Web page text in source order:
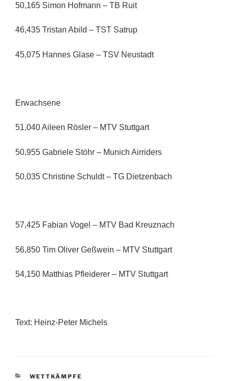
50,165 Simon Hofmann – TB Ruit
46,435 Tristan Abild – TST Satrup
45,075 Hannes Glase – TSV Neustadt
Erwachsene
51,040 Aileen Rösler – MTV Stuttgart
50,955 Gabriele Stöhr – Munich Airriders
50,035 Christine Schuldt – TG Dietzenbach
57,425 Fabian Vogel – MTV Bad Kreuznach
56,850 Tim Oliver Geßwein – MTV Stuttgart
54,150 Matthias Pfleiderer – MTV Stuttgart
Text: Heinz-Peter Michels
KATEGORIEN
WETTKÄMPFE